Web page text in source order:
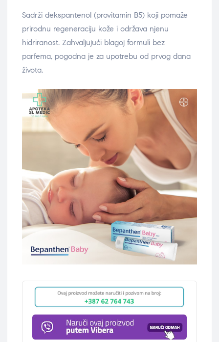
Sadrži dekspantenol (provitamin B5) koji pomaže
prirodnu regeneraciju kože i održava njenu
hidriranost. Zahvaljujući blagoj formuli bez
parfema, pogodna je za upotrebu od prvog dana
života.